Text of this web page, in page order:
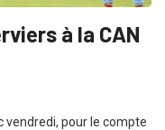
à la CAN
vendredi, pour le compte